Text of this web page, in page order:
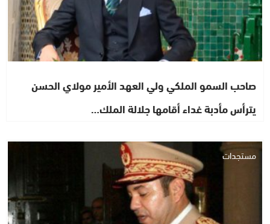
صاحب السمو الملكي ولي العهد الأمير مولاي الحسن
يترأس مأدبة غداء أقامها جلالة الملك…
مستجدات